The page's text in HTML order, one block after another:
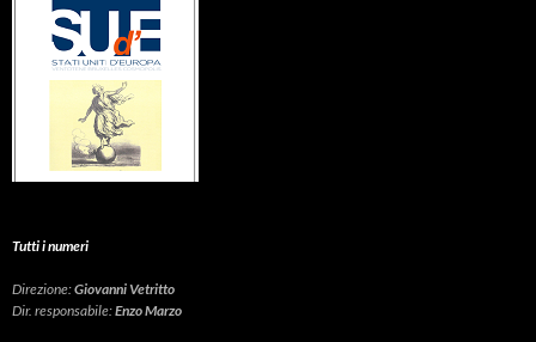
Tutti i numeri
Direzione:Giovanni Vetritto
Dir. responsabile:Enzo Marzo